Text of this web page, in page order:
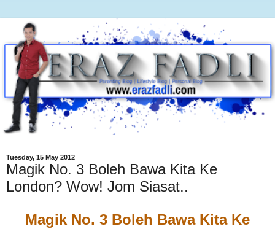
Tuesday, 15 May 2012
Magik No. 3 Boleh Bawa Kita Ke
London? Wow! Jom Siasat..
Magik No. 3 Boleh Bawa Kita Ke